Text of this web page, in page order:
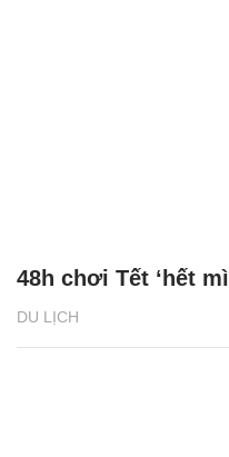
DU LỊCH
48h chơi Tết ‘hết